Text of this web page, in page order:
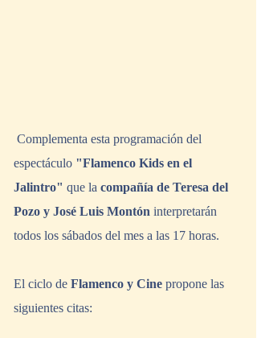
espectáculo "Flamenco Kids en el
Jalintro" que la compañía de Teresa del
Pozo y José Luis Montón interpretarán
todos los sábados del mes a las 17 horas.
El ciclo de Flamenco y Cine propone las
siguientes citas: